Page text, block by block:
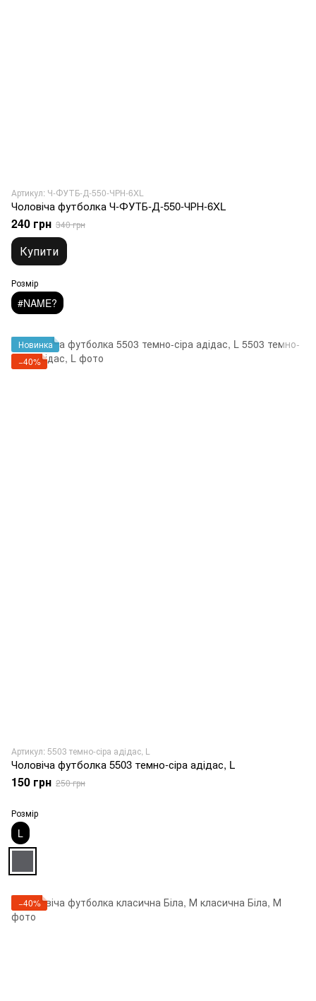
Артикул: Ч-ФУТБ-Д-550-ЧРН-6XL
Чоловіча футболка Ч-ФУТБ-Д-550-ЧРН-6XL
240 грн 340 грн
Купити
Розмір
#NAME?
Новинка
−40%
Артикул: 5503 темно-сіра адідас, L
Чоловіча футболка 5503 темно-сіра адідас, L
150 грн 250 грн
Розмір
L
−40%